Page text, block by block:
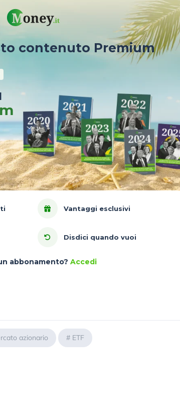
contenuto Premium
Vantaggi esclusivi
Disdici quando vuoi
abbonamento? Accedi
azionario # ETF